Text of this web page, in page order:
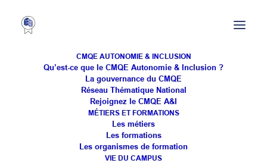
CMQE AUTONOMIE & INCLUSION
Qu’est-ce que le CMQE Autonomie & Inclusion ?
La gouvernance du CMQE
Réseau Thématique National
Rejoignez le CMQE A&I
MÉTIERS ET FORMATIONS
Les métiers
Les formations
Les organismes de formation
VIE DU CAMPUS
GHT Cœur Grand Est :
Journée bilan de la
démarche Ville/Hôpital !